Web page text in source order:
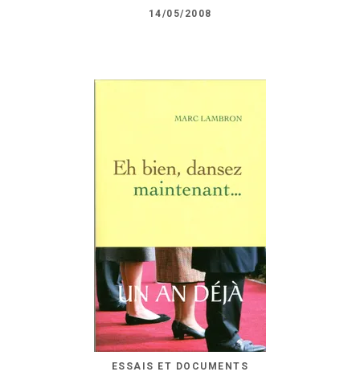
14/05/2008
ESSAIS ET DOCUMENTS